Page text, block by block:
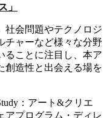
」
社会問題やテクノロジ
チャーなど様々な分野
ることに注目し、本ア
創造性と出会える場を
：アート&クリエ
アプログラム・ディレ